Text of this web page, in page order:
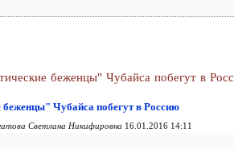
беженцы" Чубайса побегут в
Чубайса побегут в Россию
Светлана Никифировна 16.01.2016 14:11